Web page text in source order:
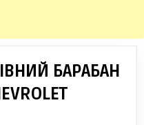
БАРАБАН